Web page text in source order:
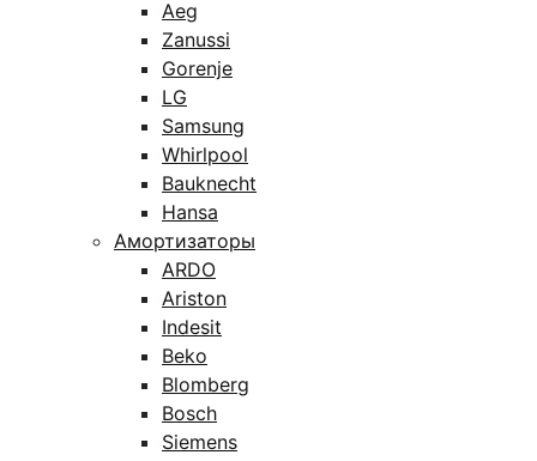
Aeg
Zanussi
Gorenje
LG
Samsung
Whirlpool
Bauknecht
Hansa
Амортизаторы
ARDO
Ariston
Indesit
Beko
Blomberg
Bosch
Siemens